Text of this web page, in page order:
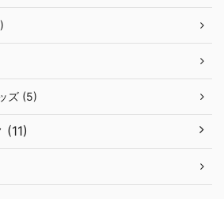
ズ (5)
(11)